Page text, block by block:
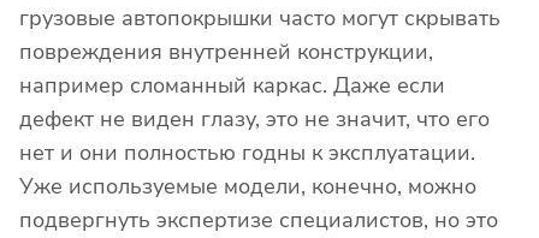
грузовые автопокрышки часто могут скрывать
повреждения внутренней конструкции,
например сломанный каркас. Даже если
дефект не виден глазу, это не значит, что его
нет и они полностью годны к эксплуатации.
Уже используемые модели, конечно, можно
подвергнуть экспертизе специалистов, но это